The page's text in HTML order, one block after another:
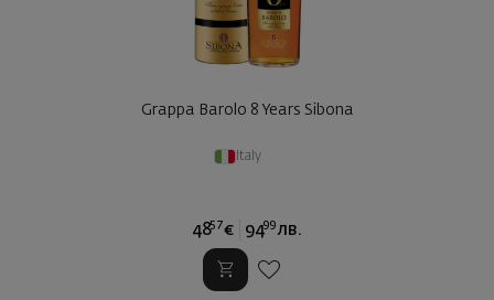
Grappa Barolo 8 Years Sibona
Italy
4857 € 9499 лв.